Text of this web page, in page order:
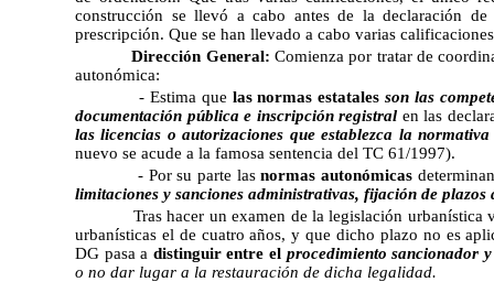
construcción se llevó a cabo antes de la declaración
prescripción. Que se han llevado a cabo varias
Dirección General: Comienza por tratar de
autonómica:
- Estima que las normas estatales son las
documentación pública e inscripción registral en las
las licencias o autorizaciones que establezca la
nuevo se acude a la famosa sentencia del TC 61/1997).
- Por su parte lasnormas autonómicas
limitaciones y sanciones administrativas, fijación de
Tras hacer un examen de la legislación urbanística
urbanísticas el de cuatro años, y que dicho plazo no es
DG pasa a distinguir entre el procedimiento sancionador
o no dar lugar a la restauración de dicha legalidad.